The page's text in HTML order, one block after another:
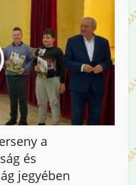
a
és
jegyében